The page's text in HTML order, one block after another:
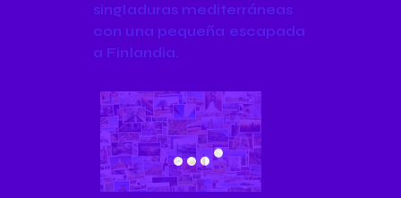
singladuras mediterráneas
con una pequeña escapada
a Finlandia.